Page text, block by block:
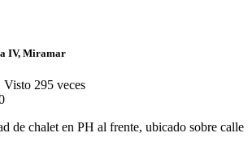
IV, Miramar
295 veces
de chalet en PH al frente, ubicado sobre calle